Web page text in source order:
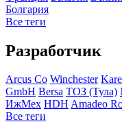
Болгария
Все теги
Разработчик
Arcus Co Winchester
GmbH Bersa ТОЗ (Тула)
ИжМех HDH Amadeo
Все теги